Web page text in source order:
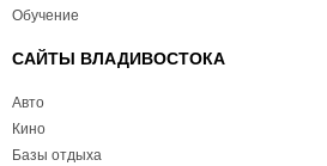
Обучение
САЙТЫ ВЛАДИВОСТОКА
Авто
Кино
Базы отдыха